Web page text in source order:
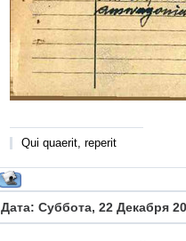
Qui quaerit, reperit
Дата: Суббота, 22 Декабря